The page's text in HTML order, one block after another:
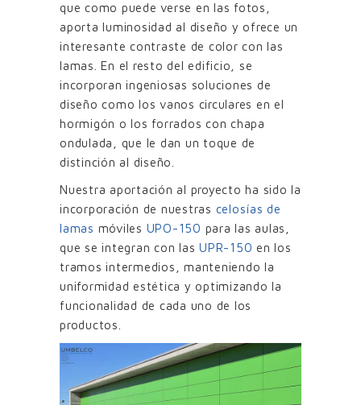
que como puede verse en las fotos,
aporta luminosidad al diseño y ofrece un
interesante contraste de color con las
lamas. En el resto del edificio, se
incorporan ingeniosas soluciones de
diseño como los vanos circulares en el
hormigón o los forrados con chapa
ondulada, que le dan un toque de
distinción al diseño.
Nuestra aportación al proyecto ha sido la
incorporación de nuestras celosías de
lamas móviles UPO-150 para las aulas,
que se integran con las UPR-150 en los
tramos intermedios, manteniendo la
uniformidad estética y optimizando la
funcionalidad de cada uno de los
productos.